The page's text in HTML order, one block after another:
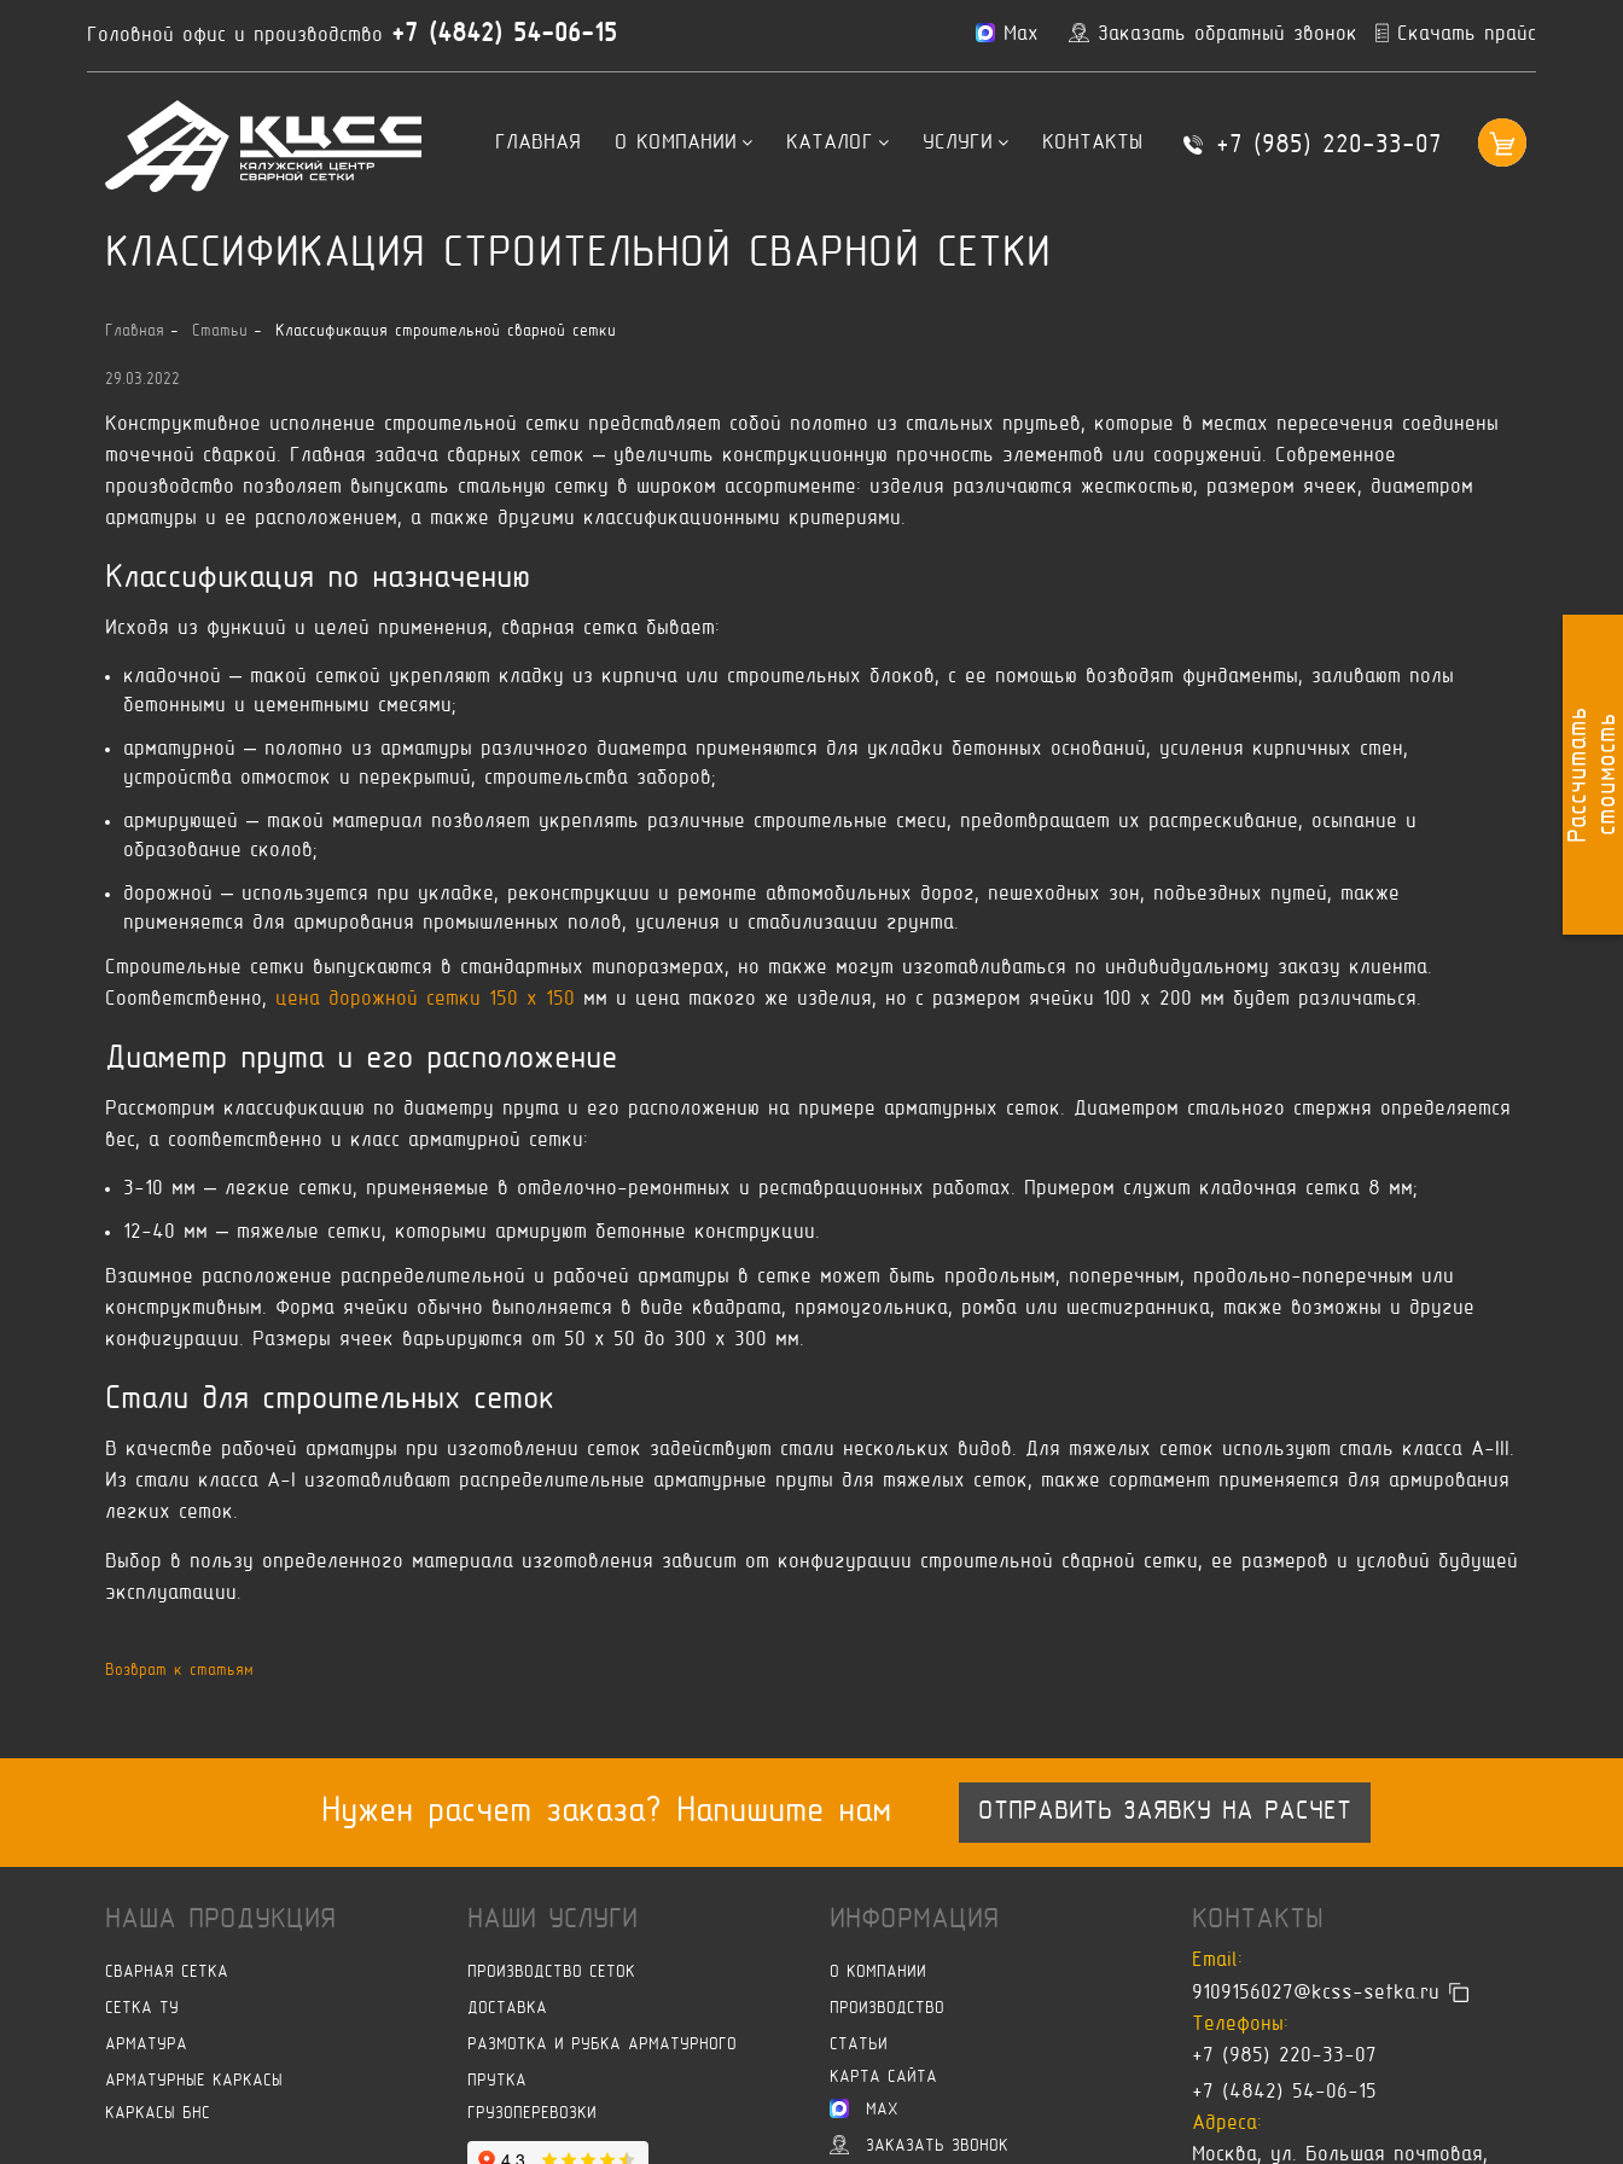
Головной офис и производство +7 (4842) 54-06-15 Max Заказать обратный звонок Скачать прайс
ГЛАВНАЯ О КОМПАНИИ КАТАЛОГ УСЛУГИ КОНТАКТЫ +7 (985) 220-33-07
КЛАССИФИКАЦИЯ СТРОИТЕЛЬНОЙ СВАРНОЙ СЕТКИ
Главная Статьи Классификация строительной сварной сетки
29.03.2022
Конструктивное исполнение строительной сетки представляет собой полотно из стальных прутьев, которые в местах пересечения соединены
точечной сваркой. Главная задача сварных сеток – увеличить конструкционную прочность элементов или сооружений. Современное
производство позволяет выпускать стальную сетку в широком ассортименте: изделия различаются жесткостью, размером ячеек, диаметром
арматуры и ее расположением, а также другими классификационными критериями.
Классификация по назначению
Исходя из функций и целей применения, сварная сетка бывает:
кладочной – такой сеткой укрепляют кладку из кирпича или строительных блоков, с ее помощью возводят фундаменты, заливают полы
бетонными и цементными смесями;
арматурной – полотно из арматуры различного диаметра применяются для укладки бетонных оснований, усиления кирпичных стен,
устройства отмосток и перекрытий, строительства заборов;
армирующей – такой материал позволяет укреплять различные строительные смеси, предотвращает их растрескивание, осыпание и
образование сколов;
дорожной – используется при укладке, реконструкции и ремонте автомобильных дорог, пешеходных зон, подъездных путей, также
применяется для армирования промышленных полов, усиления и стабилизации грунта.
Строительные сетки выпускаются в стандартных типоразмерах, но также могут изготавливаться по индивидуальному заказу клиента.
Соответственно, цена дорожной сетки 150 x 150 мм и цена такого же изделия, но с размером ячейки 100 x 200 мм будет различаться.
Диаметр прута и его расположение
Рассмотрим классификацию по диаметру прута и его расположению на примере арматурных сеток. Диаметром стального стержня определяется
вес, а соответственно и класс арматурной сетки:
3-10 мм – легкие сетки, применяемые в отделочно-ремонтных и реставрационных работах. Примером служит кладочная сетка 8 мм;
12-40 мм – тяжелые сетки, которыми армируют бетонные конструкции.
Взаимное расположение распределительной и рабочей арматуры в сетке может быть продольным, поперечным, продольно-поперечным или
конструктивным. Форма ячейки обычно выполняется в виде квадрата, прямоугольника, ромба или шестигранника, также возможны и другие
конфигурации. Размеры ячеек варьируются от 50 x 50 до 300 x 300 мм.
Стали для строительных сеток
В качестве рабочей арматуры при изготовлении сеток задействуют стали нескольких видов. Для тяжелых сеток используют сталь класса А-III.
Из стали класса A-I изготавливают распределительные арматурные пруты для тяжелых сеток, также сортамент применяется для армирования
легких сеток.
Выбор в пользу определенного материала изготовления зависит от конфигурации строительной сварной сетки, ее размеров и условий будущей
эксплуатации.
Возврат к статьям
Нужен расчет заказа? Напишите нам ОТПРАВИТЬ ЗАЯВКУ НА РАСЧЕТ
НАША ПРОДУКЦИЯ
СВАРНАЯ СЕТКА
СЕТКА ТУ
АРМАТУРА
АРМАТУРНЫЕ КАРКАСЫ
КАРКАСЫ БНС
НАШИ УСЛУГИ
ПРОИЗВОДСТВО СЕТОК
ДОСТАВКА
РАЗМОТКА И РУБКА АРМАТУРНОГО
ПРУТКА
ГРУЗОПЕРЕВОЗКИ
ИНФОРМАЦИЯ
О КОМПАНИИ
ПРОИЗВОДСТВО
СТАТЬИ
КАРТА САЙТА
MAX
ЗАКАЗАТЬ ЗВОНОК
КОНТАКТЫ
Email:
9109156027@kcss-setka.ru
Телефоны:
+7 (985) 220-33-07
+7 (4842) 54-06-15
Адреса:
Москва, ул. Большая почтовая,
Р
а
с
с
ч
и
т
а
т
ь
с
т
о
и
м
о
с
ть